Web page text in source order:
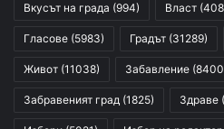
Вкусът на града (994) Власт
Гласове (5983) Градът (31289)
Живот (11038) Забавление
Забравеният град (1825) Здраве